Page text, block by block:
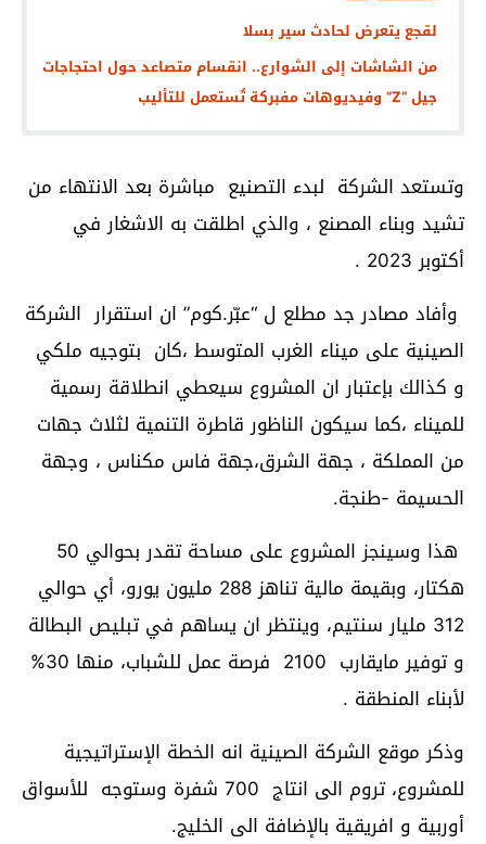
لقجع يتعرض لحادث سير بسلا
من الشاشات إلى الشوارع.. انقسام متصاعد حول احتجاجات
جيل “Z” وفيديوهات مفبركة تُستعمل للتأليب
وتستعد الشركة لبدء التصنيع مباشرة بعد الانتهاء من
تشيد وبناء المصنع ، والذي اطلقت به الاشغار في
أكتوبر 2023 .
وأفاد مصادر جد مطلع ل “عبّر.كوم” ان استقرار الشركة
الصينية على ميناء الغرب المتوسط ،كان بتوجيه ملكي
و كذالك بإعتبار ان المشروع سيعطي انطلاقة رسمية
للميناء ،كما سيكون الناظور قاطرة التنمية لثلاث جهات
من المملكة ، جهة الشرق،جهة فاس مكناس ، وجهة
الحسيمة -طنجة.
هذا وسينجز المشروع على مساحة تقدر بحوالي 50
هكتار، وبقيمة مالية تناهز 288 مليون يورو، أي حوالي
312 مليار سنتيم، وينتظر ان يساهم في تبليص البطالة
و توفير مايقارب 2100 فرصة عمل للشباب، منها 30%
لأبناء المنطقة .
وذكر موقع الشركة الصينية انه الخطة الإستراتيجية
للمشروع، تروم الى انتاج 700 شفرة وستوجه للأسواق
أوربية و افريقية بالإضافة الى الخليج.